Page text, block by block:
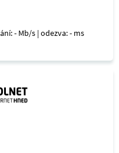
- Mb/s | odezva: - ms